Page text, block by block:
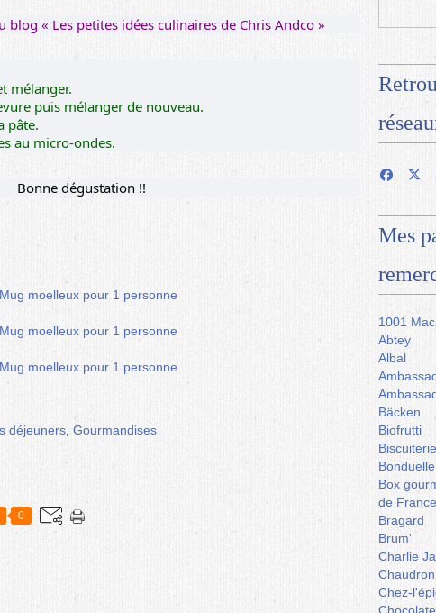
blog « Les petites idées culinaires de Chris Andco »
mélanger.
puis mélanger de nouveau.
pâte.
au micro-ondes.
Bonne dégustation !!
déjeuners Gourmandises
0
Mes
1001
Abtey
Albal
Bäcken
Biofrutti
Bonduelle
Box
de France
Bragard
Brum'
Charlie
Chez-